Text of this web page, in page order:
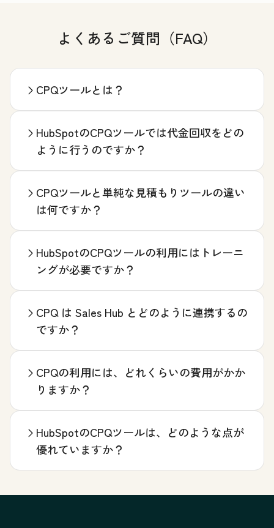
よくあるご質問（FAQ）
CPQツールとは？
HubSpotのCPQツールでは代金回収をどの
ように行うのですか？
CPQツールと単純な見積もりツールの違い
は何ですか？
HubSpotのCPQツールの利用にはトレーニ
ングが必要ですか？
CPQ は Sales Hub とどのように連携するの
ですか？
CPQの利用には、どれくらいの費用がかか
りますか？
HubSpotのCPQツールは、どのような点が
優れていますか？